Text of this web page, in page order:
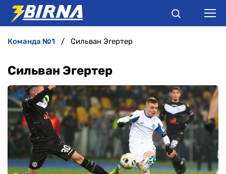
ІНТЕРВ'Ю
РІЗНЕ
БУКМЕКЕРИ
команда №1 Сильван Эгертер
Сильван Эгертер